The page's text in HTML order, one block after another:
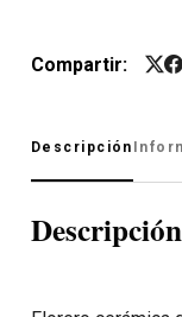
Compartir:
Descripción
Descripción